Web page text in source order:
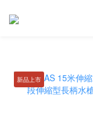
新品上市